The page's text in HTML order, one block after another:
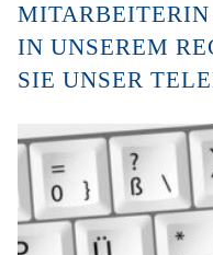
IN UNSEREM
SIE UNSER